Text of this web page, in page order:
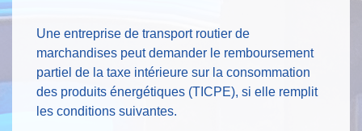
Une entreprise de transport routier de
marchandises peut demander le remboursement
partiel de la taxe intérieure sur la consommation
des produits énergétiques (TICPE), si elle remplit
les conditions suivantes.